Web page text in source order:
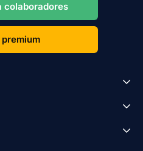
colaboradores